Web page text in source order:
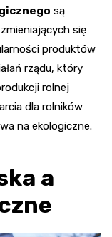
są
się
produktów
rządu, który
rolnej
dla rolników
na ekologiczne.
a